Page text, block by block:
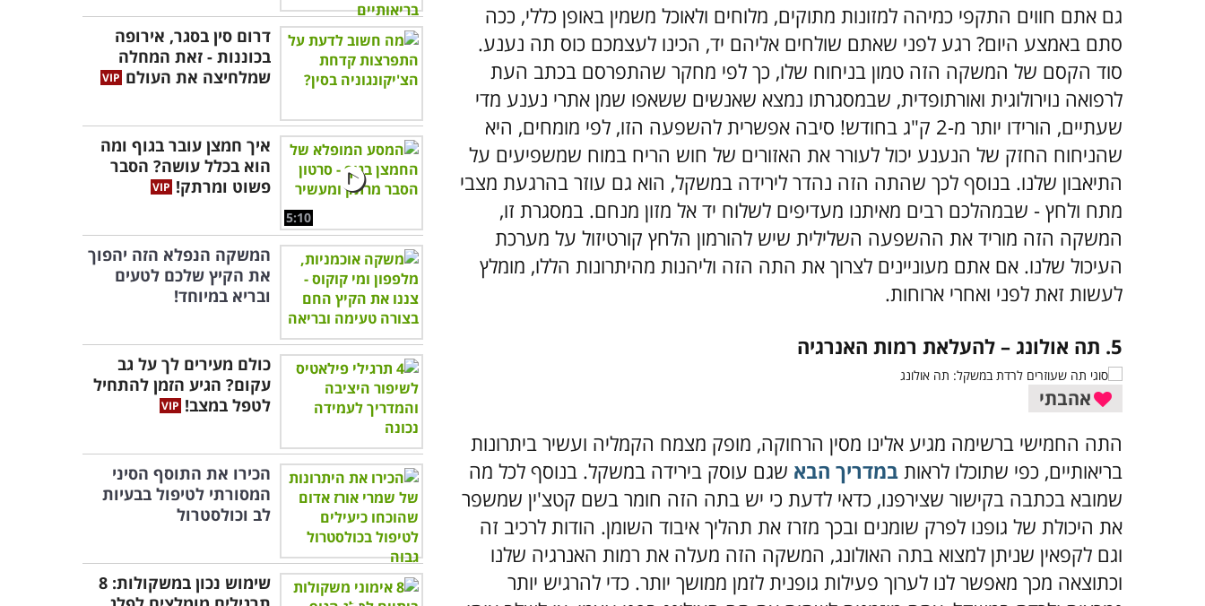
גם אתם חווים התקפי כמיהה למזונות מתוקים, מלוחים ולאוכל משמין באופן כללי, ככה
סתם באמצע היום? רגע לפני שאתם שולחים אליהם יד, הכינו לעצמכם כוס תה נענע.
סוד הקסם של המשקה הזה טמון בניחוח שלו, כך לפי מחקר שהתפרסם בכתב העת
לרפואה נוירולוגית ואורתופדית, שבמסגרתו נמצא שאנשים ששאפו שמן אתרי נענע מדי
שעתיים, הורידו יותר מ-2 ק"ג בחודש! סיבה אפשרית להשפעה הזו, לפי מומחים, היא
שהניחוח החזק של הנענע יכול לעורר את האזורים של חוש הריח במוח שמשפיעים על
התיאבון שלנו. בנוסף לכך שהתה הזה נהדר לירידה במשקל, הוא גם עוזר בהרגעת מצבי
מתח ולחץ - שבמהלכם רבים מאיתנו מעדיפים לשלוח יד אל מזון מנחם. במסגרת זו,
המשקה הזה מוריד את ההשפעה השלילית שיש להורמון הלחץ קורטיזול על מערכת
העיכול שלנו. אם אתם מעוניינים לצרוך את התה הזה וליהנות מהיתרונות הללו, מומלץ
לעשות זאת לפני ואחרי ארוחות.
5. תה אולונג – להעלאת רמות האנרגיה
אהבתי
התה החמישי ברשימה מגיע אלינו מסין הרחוקה, מופק מצמח הקמליה ועשיר ביתרונות
בריאותיים, כפי שתוכלו לראותבמדריך הבא שגם עוסק בירידה במשקל. בנוסף לכל מה
שמובא בכתבה בקישור שצירפנו, כדאי לדעת כי יש בתה הזה חומר בשם קטצ'ין שמשפר
את היכולת של גופנו לפרק שומנים ובכך מזרז את תהליך איבוד השומן. הודות לרכיב זה
וגם לקפאין שניתן למצוא בתה האולונג, המשקה הזה מעלה את רמות האנרגיה שלנו
וכתוצאה מכך מאפשר לנו לערוך פעילות גופנית לזמן ממושך יותר. כדי להרגיש יותר
דרום סין בסגר, אירופה
בכוננות - זאת המחלה
שמלחיצה את העולם
5:10
איך חמצן עובר בגוף ומה
הוא בכלל עושה? הסבר
פשוט ומרתק!
המשקה הנפלא הזה יהפוך
את הקיץ שלכם לטעים
ובריא במיוחד!
כולם מעירים לך על גב
עקום? הגיע הזמן להתחיל
לטפל במצב!
הכירו את התוסף הסיני
המסורתי לטיפול בבעיות
לב וכולסטרול
שימוש נכון במשקולות: 8